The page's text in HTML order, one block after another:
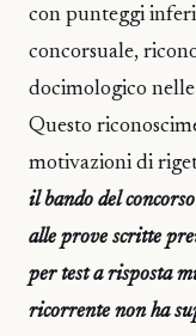
con punteggi
concorsuale,
docimologico
Questo
motivazioni di
il bando del
alle prove scritte
per test a risposta
ricorrente non ha